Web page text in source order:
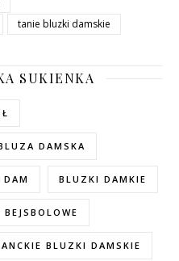
tanie bluzki damskie
SUKIENKA
DAMSKA
BLUZKI DAMKIE
BLUZKI DAMSKIE